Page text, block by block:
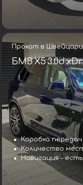
Прокат в
БМВ X5 3.0d
Коробка
Количество
Навигация – есть